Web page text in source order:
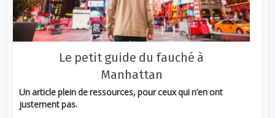
Le petit guide du fauché à
Manhattan
Un article plein de ressources, pour ceux qui n’en ont
justement pas.